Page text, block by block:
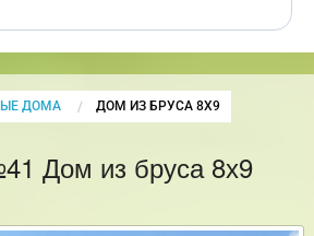
ДОМА CURRENT:
ДОМ ИЗ БРУСА 8Х9
Дом из бруса 8х9